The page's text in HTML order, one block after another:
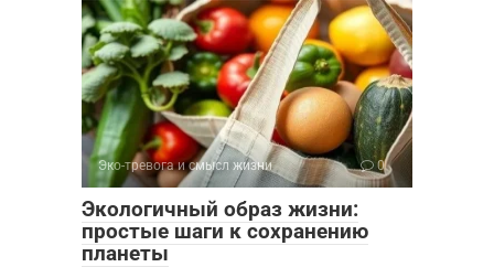
Эко-тревога и смысл жизни 0
Экологичный образ жизни:
простые шаги к сохранению
планеты